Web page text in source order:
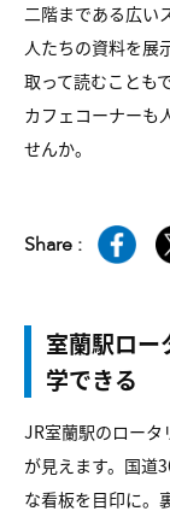
二階まである広い
人たちの資料を展
取って読むことも
カフェコーナーも
せんか。
Share :
室蘭駅ロー
学できる
JR室蘭駅のロータ
が見えます。国道
な看板を目印に。